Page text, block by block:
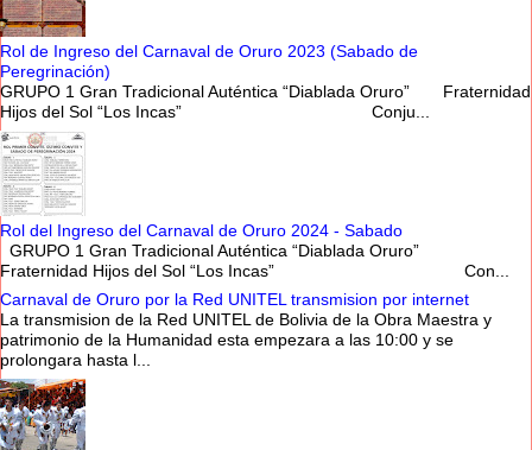
Rol de Ingreso del Carnaval de Oruro 2023 (Sabado de
Peregrinación)
GRUPO 1 Gran Tradicional Auténtica “Diablada Oruro” Fraternidad
Hijos del Sol “Los Incas” Conju...
Rol del Ingreso del Carnaval de Oruro 2024 - Sabado
GRUPO 1 Gran Tradicional Auténtica “Diablada Oruro”
Fraternidad Hijos del Sol “Los Incas” Con...
Carnaval de Oruro por la Red UNITEL transmision por internet
La transmision de la Red UNITEL de Bolivia de la Obra Maestra y
patrimonio de la Humanidad esta empezara a las 10:00 y se
prolongara hasta l...